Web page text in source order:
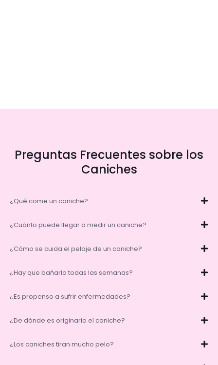
Preguntas Frecuentes sobre los
Caniches
¿Qué come un caniche?
¿Cuánto puede llegar a medir un caniche?
¿Cómo se cuida el pelaje de un caniche?
¿Hay que bañarlo todas las semanas?
¿Es propenso a sufrir enfermedades?
¿De dónde es originario el caniche?
¿Los caniches tiran mucho pelo?